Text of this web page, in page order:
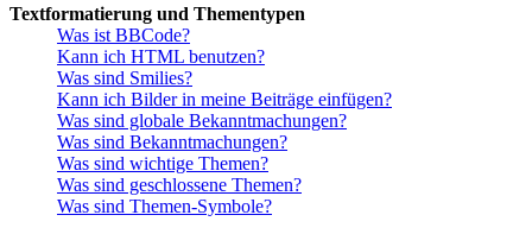
Textformatierung und Thementypen
Was ist BBCode?
Kann ich HTML benutzen?
Was sind Smilies?
Kann ich Bilder in meine Beiträge einfügen?
Was sind globale Bekanntmachungen?
Was sind Bekanntmachungen?
Was sind wichtige Themen?
Was sind geschlossene Themen?
Was sind Themen-Symbole?